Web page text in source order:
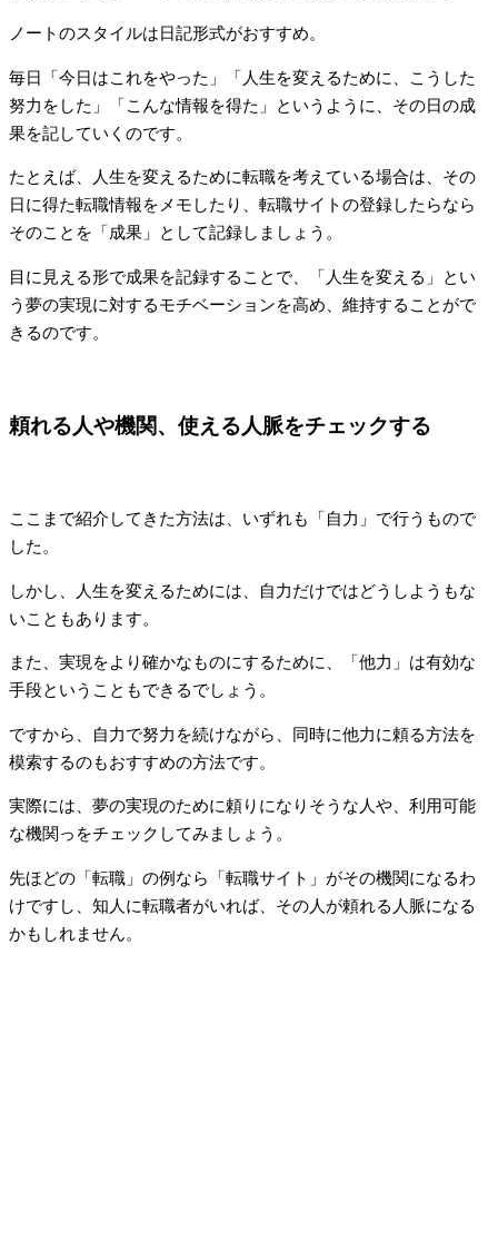
ノートのスタイルは日記形式がおすすめ。
毎日「今日はこれをやった」「人生を変えるために、こうした
努力をした」「こんな情報を得た」というように、その日の成
果を記していくのです。
たとえば、人生を変えるために転職を考えている場合は、その
日に得た転職情報をメモしたり、転職サイトの登録したらなら
そのことを「成果」として記録しましょう。
目に見える形で成果を記録することで、「人生を変える」とい
う夢の実現に対するモチベーションを高め、維持することがで
きるのです。
頼れる人や機関、使える人脈をチェックする
ここまで紹介してきた方法は、いずれも「自力」で行うもので
した。
しかし、人生を変えるためには、自力だけではどうしようもな
いこともあります。
また、実現をより確かなものにするために、「他力」は有効な
手段ということもできるでしょう。
ですから、自力で努力を続けながら、同時に他力に頼る方法を
模索するのもおすすめの方法です。
実際には、夢の実現のために頼りになりそうな人や、利用可能
な機関っをチェックしてみましょう。
先ほどの「転職」の例なら「転職サイト」がその機関になるわ
けですし、知人に転職者がいれば、その人が頼れる人脈になる
かもしれません。